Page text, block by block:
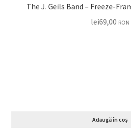
lei69,00 RON
Adaugă în coș